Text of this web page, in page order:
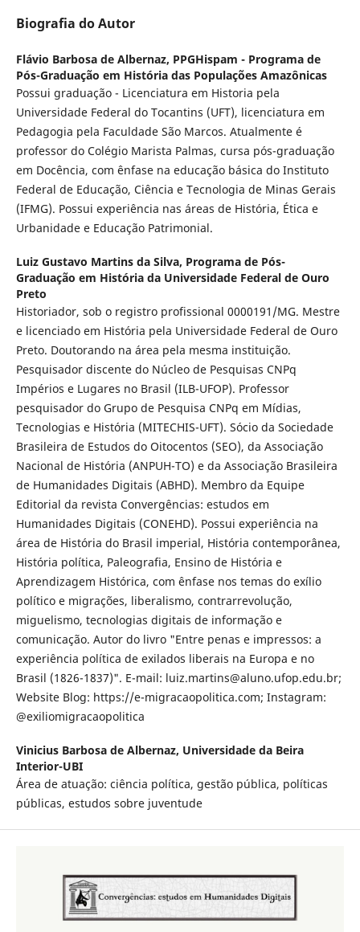
Biografia do Autor
Flávio Barbosa de Albernaz, PPGHispam - Programa de
Pós-Graduação em História das Populações Amazônicas
Possui graduação - Licenciatura em Historia pela
Universidade Federal do Tocantins (UFT), licenciatura em
Pedagogia pela Faculdade São Marcos. Atualmente é
professor do Colégio Marista Palmas, cursa pós-graduação
em Docência, com ênfase na educação básica do Instituto
Federal de Educação, Ciência e Tecnologia de Minas Gerais
(IFMG). Possui experiência nas áreas de História, Ética e
Urbanidade e Educação Patrimonial.
Luiz Gustavo Martins da Silva, Programa de Pós-
Graduação em História da Universidade Federal de Ouro
Preto
Historiador, sob o registro profissional 0000191/MG. Mestre
e licenciado em História pela Universidade Federal de Ouro
Preto. Doutorando na área pela mesma instituição.
Pesquisador discente do Núcleo de Pesquisas CNPq
Impérios e Lugares no Brasil (ILB-UFOP). Professor
pesquisador do Grupo de Pesquisa CNPq em Mídias,
Tecnologias e História (MITECHIS-UFT). Sócio da Sociedade
Brasileira de Estudos do Oitocentos (SEO), da Associação
Nacional de História (ANPUH-TO) e da Associação Brasileira
de Humanidades Digitais (ABHD). Membro da Equipe
Editorial da revista Convergências: estudos em
Humanidades Digitais (CONEHD). Possui experiência na
área de História do Brasil imperial, História contemporânea,
História política, Paleografia, Ensino de História e
Aprendizagem Histórica, com ênfase nos temas do exílio
político e migrações, liberalismo, contrarrevolução,
miguelismo, tecnologias digitais de informação e
comunicação. Autor do livro "Entre penas e impressos: a
experiência política de exilados liberais na Europa e no
Brasil (1826-1837)". E-mail: luiz.martins@aluno.ufop.edu.br;
Website Blog: https://e-migracaopolitica.com; Instagram:
@exiliomigracaopolitica
Vinicius Barbosa de Albernaz, Universidade da Beira
Interior-UBI
Área de atuação: ciência política, gestão pública, políticas
públicas, estudos sobre juventude